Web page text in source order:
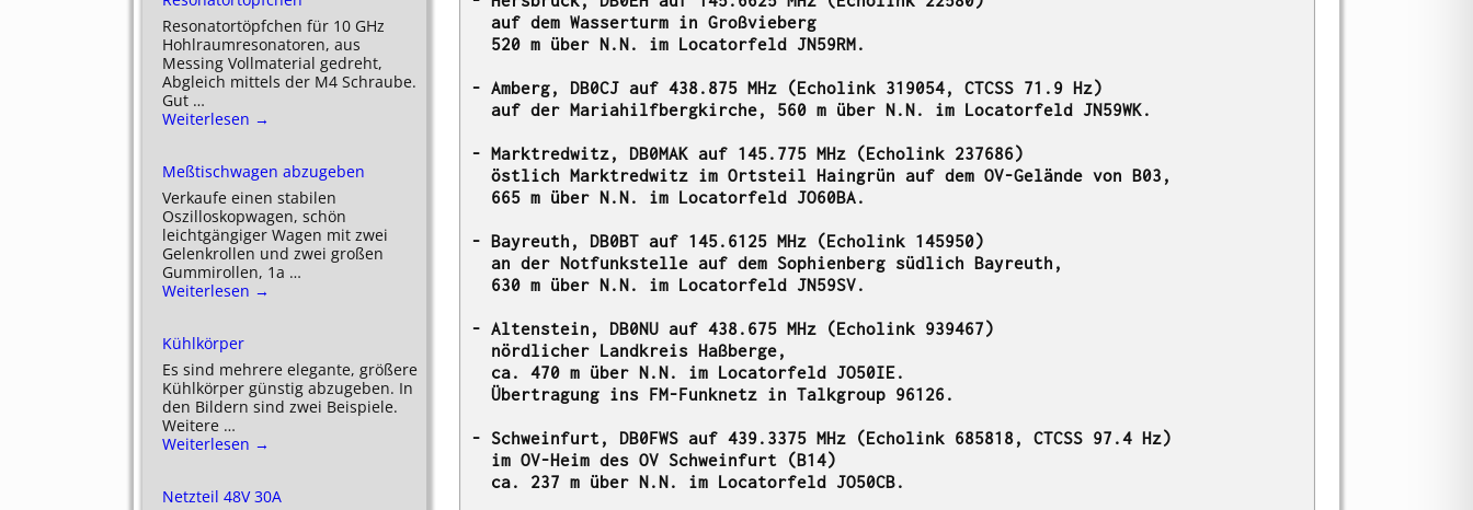
Resonatortöpfchen für 10 GHz
Hohlraumresonatoren, aus
Messing Vollmaterial gedreht,
Abgleich mittels der M4 Schraube.
Gut …
Weiterlesen →
Meßtischwagen abzugeben
Verkaufe einen stabilen
Oszilloskopwagen, schön
leichtgängiger Wagen mit zwei
Gelenkrollen und zwei großen
Gummirollen, 1a …
Weiterlesen →
Kühlkörper
Es sind mehrere elegante, größere
Kühlkörper günstig abzugeben. In
den Bildern sind zwei Beispiele.
Weitere …
Weiterlesen →
Netzteil 48V 30A